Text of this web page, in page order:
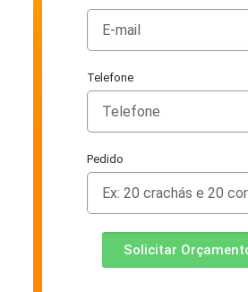
Telefone
Pedido
Solicitar